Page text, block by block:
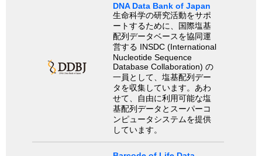
DNA Data Bank of Japan
生命科学の研究活動をサポ
ートするために、国際塩基
配列データベースを協同運
営する INSDC (International
Nucleotide Sequence
Database Collaboration) の
一員として、塩基配列デー
タを収集しています。あわ
せて、自由に利用可能な塩
基配列データとスーパーコ
ンピュータシステムを提供
しています。